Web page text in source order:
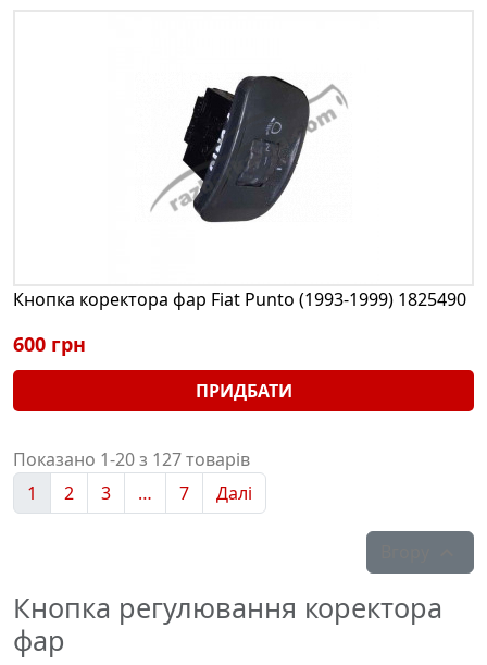
Кнопка коректора фар Fiat Punto (1993-1999) 1825490
600 грн
ПРИДБАТИ
Показано 1-20 з 127 товарів
1
2 3 … 7 Далі
Кнопка регулювання коректора
фар